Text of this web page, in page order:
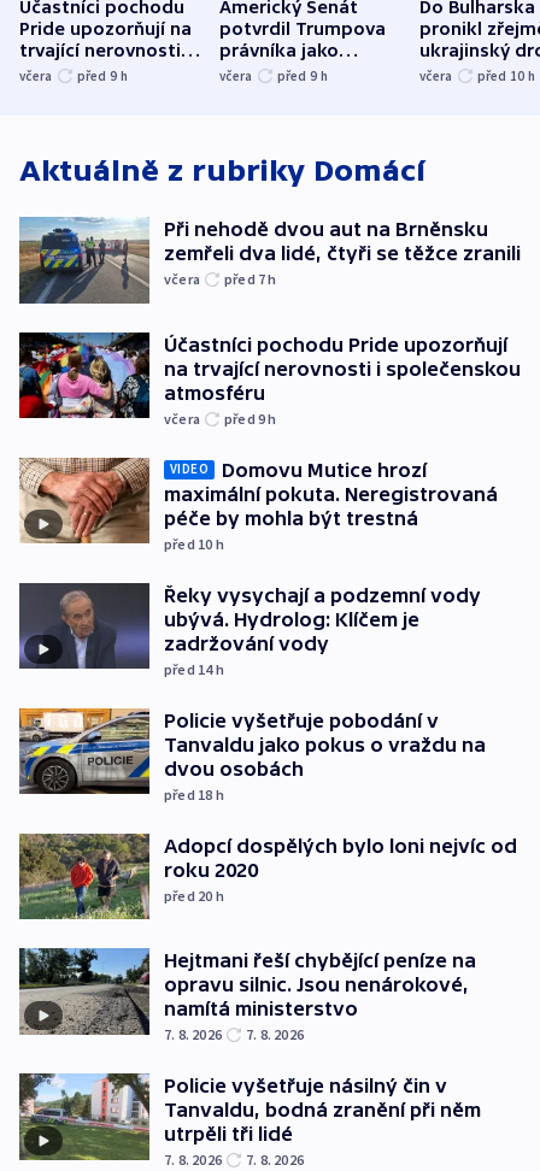
Účastníci pochodu
Pride upozorňují na
trvající nerovnosti i
společenskou
včera před 9 h
Americký Senát
potvrdil Trumpova
právníka jako
ministra
včera před 9 h
Do Bulharska
pronikl
ukrajinský
explodoval
včera před 10 h
Aktuálně z rubriky Domácí
Při nehodě dvou aut na Brněnsku
zemřeli dva lidé, čtyři se těžce zranili
včera před 7h
Účastníci pochodu Pride upozorňují
na trvající nerovnosti i společenskou
atmosféru
včera před 9h
VIDEO
Domovu Mutice hrozí
maximální pokuta. Neregistrovaná
péče by mohla být trestná
před 10 h
Řeky vysychají a podzemní vody
ubývá. Hydrolog: Klíčem je
zadržování vody
před 14h
Policie vyšetřuje pobodání v
Tanvaldu jako pokus o vraždu na
dvou osobách
před 18 h
Adopcí dospělých bylo loni nejvíc od
roku 2020
před 20 h
Hejtmani řeší chybějící peníze na
opravu silnic. Jsou nenárokové,
namítá ministerstvo
7. 8. 2026 7. 8. 2026
Policie vyšetřuje násilný čin v
Tanvaldu, bodná zranění při něm
utrpěli tři lidé
7. 8. 2026 7. 8. 2026